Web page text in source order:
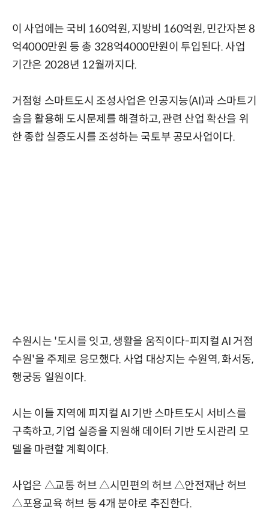
이 사업에는 국비 160억원, 지방비 160억원, 민간자본 8
억4000만원 등 총 328억4000만원이 투입된다. 사업
기간은 2028년 12월까지다.
거점형 스마트도시 조성사업은 인공지능(AI)과 스마트기
술을 활용해 도시문제를 해결하고, 관련 산업 확산을 위
한 종합 실증도시를 조성하는 국토부 공모사업이다.
수원시는 '도시를 잇고, 생활을 움직이다-피지컬 AI 거점
수원'을 주제로 응모했다. 사업 대상지는 수원역, 화서동,
행궁동 일원이다.
시는 이들 지역에 피지컬 AI 기반 스마트도시 서비스를
구축하고, 기업 실증을 지원해 데이터 기반 도시관리 모
델을 마련할 계획이다.
사업은 △교통 허브 △시민편의 허브 △안전재난 허브
△포용교육 허브 등 4개 분야로 추진한다.